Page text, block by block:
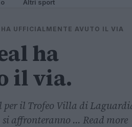
Altri sport
UFFICIALMENTE AVUTO IL VIA
ha
il via.
il Trofeo Villa di
affronteranno ... Read more